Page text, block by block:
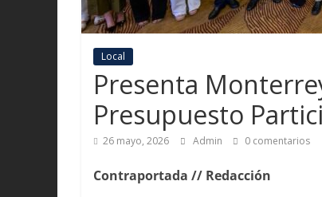
Local
Presenta
Presupuesto
26 mayo, 2026 Admin 0 comentarios
Contraportada // Redacción